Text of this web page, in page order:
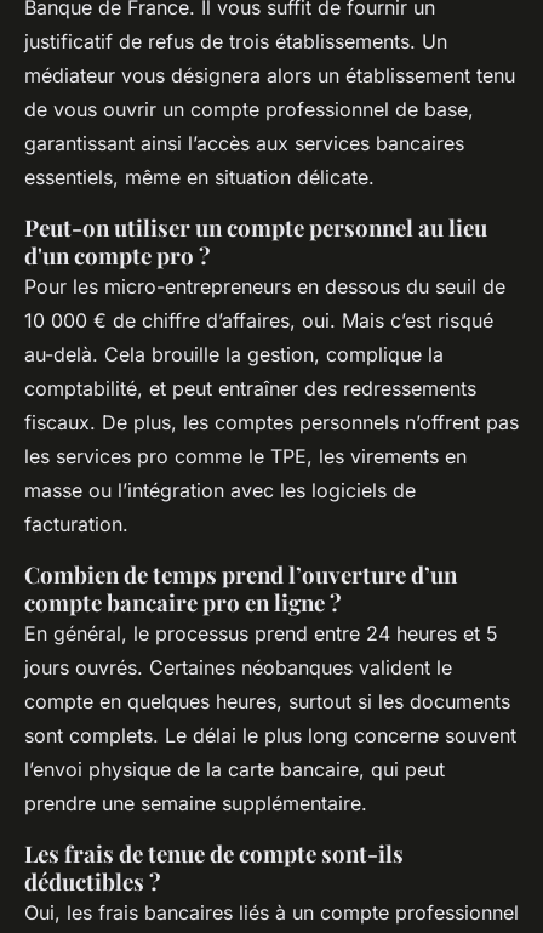
Banque de France. Il vous suffit de fournir un
justificatif de refus de trois établissements. Un
médiateur vous désignera alors un établissement tenu
de vous ouvrir un compte professionnel de base,
garantissant ainsi l’accès aux services bancaires
essentiels, même en situation délicate.
Peut-on utiliser un compte personnel au lieu
d'un compte pro ?
Pour les micro-entrepreneurs en dessous du seuil de
10 000 € de chiffre d’affaires, oui. Mais c’est risqué
au-delà. Cela brouille la gestion, complique la
comptabilité, et peut entraîner des redressements
fiscaux. De plus, les comptes personnels n’offrent pas
les services pro comme le TPE, les virements en
masse ou l’intégration avec les logiciels de
facturation.
Combien de temps prend l’ouverture d’un
compte bancaire pro en ligne ?
En général, le processus prend entre 24 heures et 5
jours ouvrés. Certaines néobanques valident le
compte en quelques heures, surtout si les documents
sont complets. Le délai le plus long concerne souvent
l’envoi physique de la carte bancaire, qui peut
prendre une semaine supplémentaire.
Les frais de tenue de compte sont-ils
déductibles ?
Oui, les frais bancaires liés à un compte professionnel